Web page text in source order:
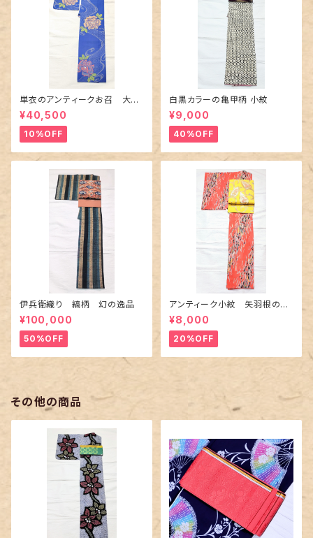
単衣のアンティークお召 大輪
の薔薇柄柄
¥40,500
10%OFF
白黒カラーの亀甲柄 小紋
¥9,000
40%OFF
伊兵衛織り 縞柄 幻の逸品
¥100,000
50%OFF
アンティーク小紋 矢羽根の地
紋に短冊柄 裄６６cm
¥8,000
20%OFF
その他の商品